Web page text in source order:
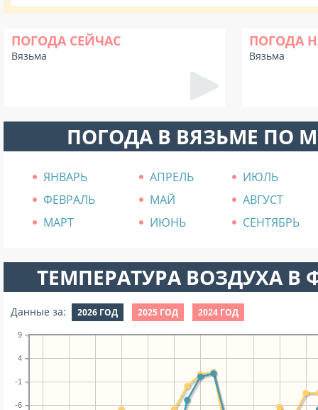
ПОГОДА СЕЙЧАС
Вязьма
ПОГОДА
Вязьма
ПОГОДА В ВЯЗЬМЕ ПО
ЯНВАРЬ АПРЕЛЬ
ИЮЛЬ
ФЕВРАЛЬ
МАЙ
АВГУСТ
МАРТ
ИЮНЬ СЕНТЯБРЬ
ТЕМПЕРАТУРА ВОЗДУХА В
Данные за: 2026 ГОД 2025 ГОД 2024 ГОД
-6
-1
4
9